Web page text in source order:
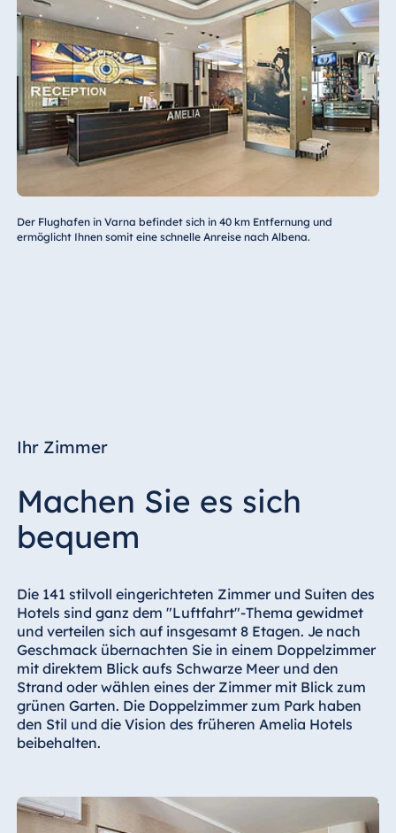
Der Flughafen in Varna befindet sich in 40 km Entfernung und
ermöglicht Ihnen somit eine schnelle Anreise nach Albena.
Ihr Zimmer
Machen Sie es sich
bequem
Die 141 stilvoll eingerichteten Zimmer und Suiten des
Hotels sind ganz dem "Luftfahrt"-Thema gewidmet
und verteilen sich auf insgesamt 8 Etagen. Je nach
Geschmack übernachten Sie in einem Doppelzimmer
mit direktem Blick aufs Schwarze Meer und den
Strand oder wählen eines der Zimmer mit Blick zum
grünen Garten. Die Doppelzimmer zum Park haben
den Stil und die Vision des früheren Amelia Hotels
beibehalten.